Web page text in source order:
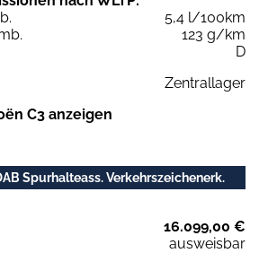
5,4 l/100km
123 g/km
D
Zentrallager
C3 anzeigen
Spurhalteass. Verkehrszeichenerk.
16.099,00 €
ausweisbar